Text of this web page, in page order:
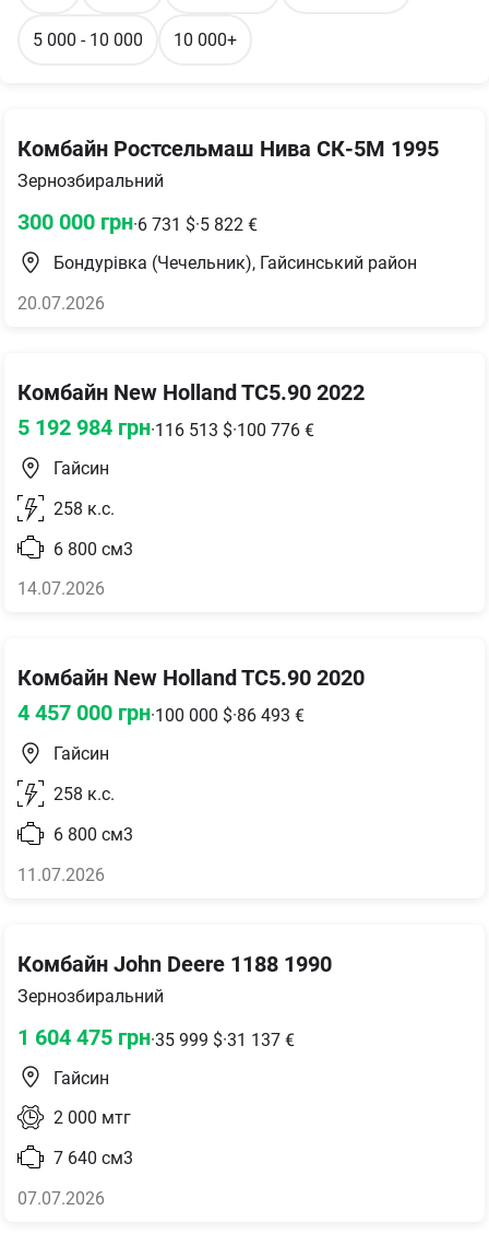
Комбайн Ростсельмаш Нива СК-5М 1995
Зернозбиральний
300 000 грн·6 731 $·5 822 €
Бондурівка (Чечельник), Гайсинський район
20.07.2026
Комбайн New Holland TC5.90 2022
5 192 984 грн·116 513 $·100 776 €
Гайсин
258 к.с.
6 800 см3
14.07.2026
Комбайн New Holland TC5.90 2020
4 457 000 грн·100 000 $·86 493 €
Гайсин
258 к.с.
6 800 см3
11.07.2026
Комбайн John Deere 1188 1990
Зернозбиральний
1 604 475 грн·35 999 $·31 137 €
Гайсин
2 000 мтг
7 640 см3
07.07.2026
5 000 - 10 000 10 000+